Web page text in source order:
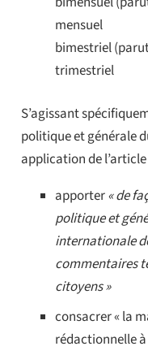
mensuel
bimestriel
trimestriel
S’agissant
politique et générale
application de l’article
apporter« de
politique et
internationale
commentaires
citoyens »
consacrer « la
rédactionnelle